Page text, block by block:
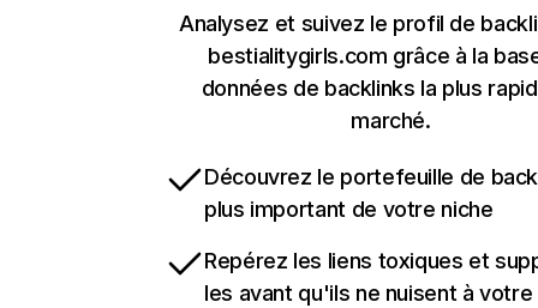
Analysez et suivez le profil de
bestialitygirls.com grâce à la
données de backlinks la plus
marché.
Découvrez le portefeuille de
plus important de votre niche
Repérez les liens toxiques et
les avant qu'ils ne nuisent à